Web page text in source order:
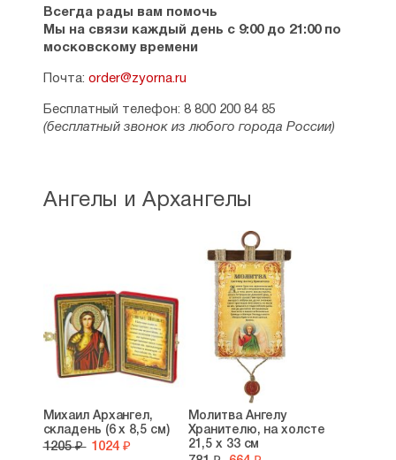
Всегда рады вам помочь
Мы на связи каждый день с 9:00 до 21:00 по
московскому времени
Почта: order@zyorna.ru
Бесплатный телефон: 8 800 200 84 85
(бесплатный звонок из любого города России)
Ангелы и Архангелы
Михаил Архангел,
складень (6 х 8,5 см)
1205 ₽ 1024 ₽
Молитва Ангелу
Хранителю, на холсте
21,5 х 33 см